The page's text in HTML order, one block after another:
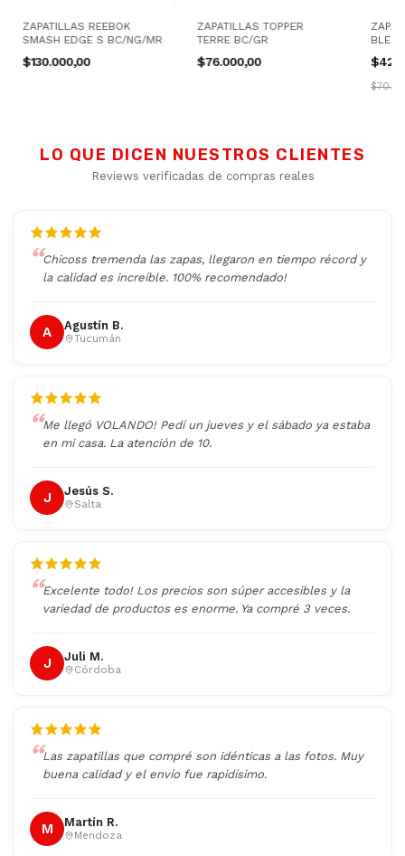
ZAPATILLAS REEBOK
SMASH EDGE S BC/NG/MR
$130.000,00
ZAPATILLAS TOPPER
TERRE BC/GR
$76.000,00
LO QUE DICEN NUESTROS CLIENTES
Reviews verificadas de compras reales
Chicoss tremenda las zapas, llegaron en tiempo récord y
la calidad es increíble. 100% recomendado!
A Agustín B.
Tucumán
Me llegó VOLANDO! Pedí un jueves y el sábado ya estaba
en mi casa. La atención de 10.
J Jesús S.
Salta
Excelente todo! Los precios son súper accesibles y la
variedad de productos es enorme. Ya compré 3 veces.
J Juli M.
Córdoba
Las zapatillas que compré son idénticas a las fotos. Muy
buena calidad y el envío fue rapidísimo.
M Martín R.
Mendoza